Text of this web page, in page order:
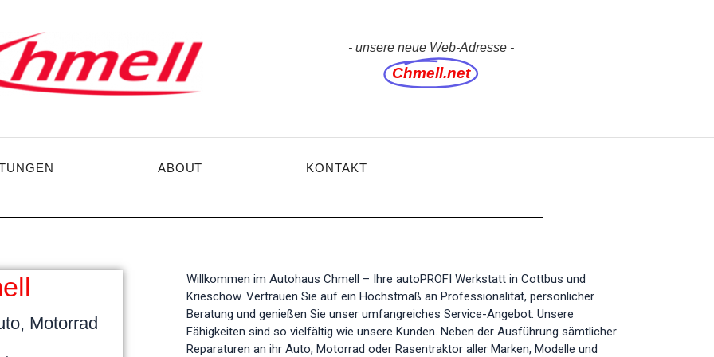
- unsere neue Web-Adresse -
Chmell.net
ABOUT KONTAKT
Motorrad
Willkommen im Autohaus Chmell – Ihre autoPROFI Werkstatt in Cottbus und
Krieschow. Vertrauen Sie auf ein Höchstmaß an Professionalität, persönlicher
Beratung und genießen Sie unser umfangreiches Service-Angebot. Unsere
Fähigkeiten sind so vielfältig wie unsere Kunden. Neben der Ausführung sämtlicher
Reparaturen an ihr Auto, Motorrad oder Rasentraktor aller Marken, Modelle und